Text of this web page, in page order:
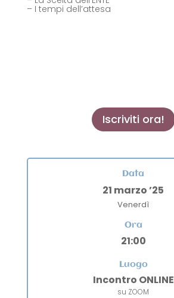
– I tempi dell’attesa
Iscriviti ora!
Data
21 marzo ’25
Venerdì
Ora
21:00
Luogo
Incontro ONLINE
su ZOOM